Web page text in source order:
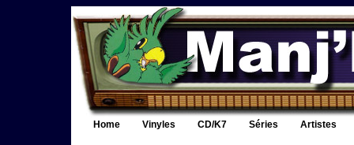
Home Vinyles CD/K7 Séries Artistes